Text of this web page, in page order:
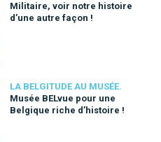
Militaire, voir notre histoire
d’une autre façon !
LA BELGITUDE AU MUSÉE.
Musée BELvue pour une
Belgique riche d’histoire !
riche d’histoire !